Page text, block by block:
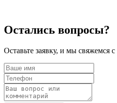
Остались вопросы?
Оставьте заявку, и мы свяжемся